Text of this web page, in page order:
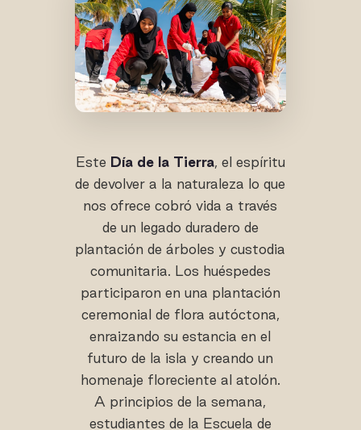
Este Día de la Tierra, el espíritu
de devolver a la naturaleza lo que
nos ofrece cobró vida a través
de un legado duradero de
plantación de árboles y custodia
comunitaria. Los huéspedes
participaron en una plantación
ceremonial de flora autóctona,
enraizando su estancia en el
futuro de la isla y creando un
homenaje floreciente al atolón.
A principios de la semana,
estudiantes de la Escuela de